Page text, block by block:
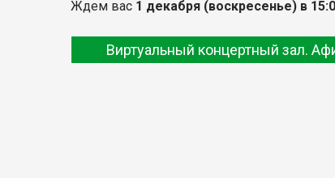
Ждем вас 1 декабря (воскресенье) в
Виртуальный концертный зал.